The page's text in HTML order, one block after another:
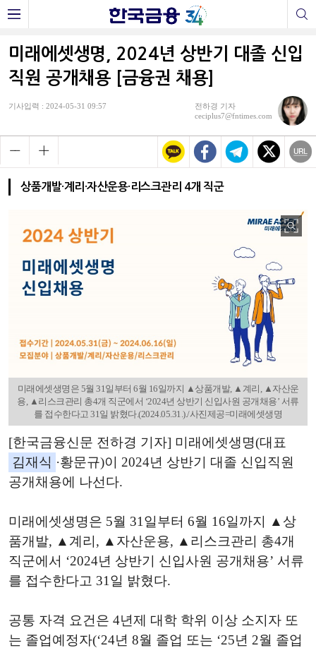
미래에셋생명, 2024년 상반기 대졸 신입
직원 공개채용 [금융권 채용]
기사입력 : 2024-05-31 09:57
전하경 기자
ceciplus7@fntimes.com
상품개발·계리·자산운용·리스크관리 4개 직군
미래에셋생명은 5월 31일부터 6월 16일까지 ▲상품개발, ▲계리, ▲자산운
용, ▲리스크관리 총4개 직군에서 ‘2024년 상반기 신입사원 공개채용’ 서류
를 접수한다고 31일 밝혔다.(2024.05.31.)./사진제공=미래에셋생명
[한국금융신문 전하경 기자] 미래에셋생명(대표
김재식 ·황문규)이 2024년 상반기 대졸 신입직원
공개채용에 나선다.
미래에셋생명은 5월 31일부터 6월 16일까지 ▲상
품개발, ▲계리, ▲자산운용, ▲리스크관리 총4개
직군에서 ‘2024년 상반기 신입사원 공개채용’ 서류
를 접수한다고 31일 밝혔다.
공통 자격 요건은 4년제 대학 학위 이상 소지자 또
는 졸업예정자(‘24년 8월 졸업 또는 ‘25년 2월 졸업